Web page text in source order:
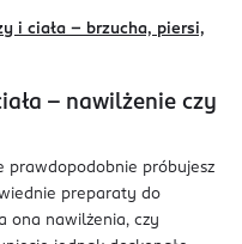
i ciała – brzucha, piersi,
– nawilżenie czy
prawdopodobnie próbujesz
preparaty do
ona nawilżenia, czy